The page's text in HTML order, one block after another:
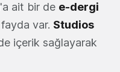
'a ait bir de e-dergi
var. Studios
içerik sağlayarak